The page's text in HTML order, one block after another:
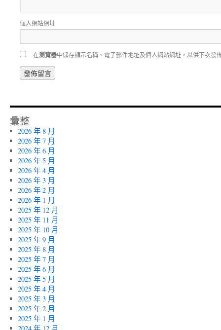
個人網站網址
在瀏覽器中儲存顯示名稱、電子郵件地址及個人網站網址，以供下次發
彙整
2026 年 8 月
2026 年 7 月
2026 年 6 月
2026 年 5 月
2026 年 4 月
2026 年 3 月
2026 年 2 月
2026 年 1 月
2025 年 12 月
2025 年 11 月
2025 年 10 月
2025 年 9 月
2025 年 8 月
2025 年 7 月
2025 年 6 月
2025 年 5 月
2025 年 4 月
2025 年 3 月
2025 年 2 月
2025 年 1 月